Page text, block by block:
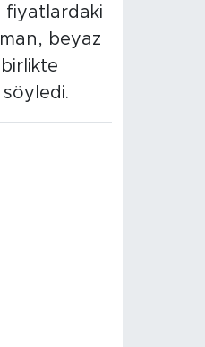
fiyatlardaki
beyaz